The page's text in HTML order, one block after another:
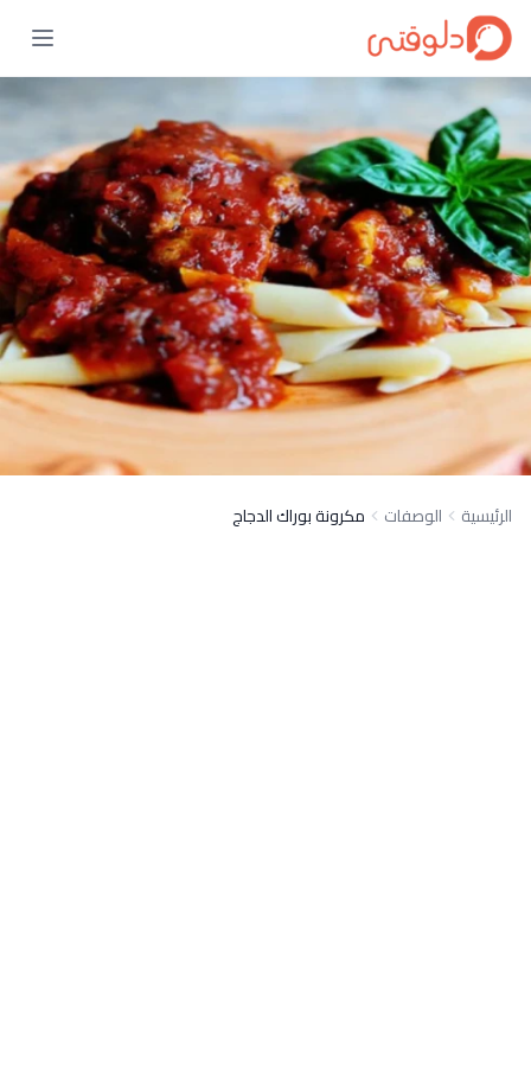
الرئيسية الوصفات مكرونة بوراك الدجاج